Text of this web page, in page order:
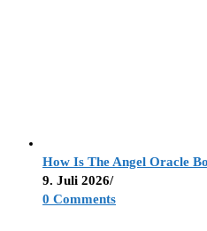
How Is The Angel Oracle
9. Juli 2026/
0 Comments